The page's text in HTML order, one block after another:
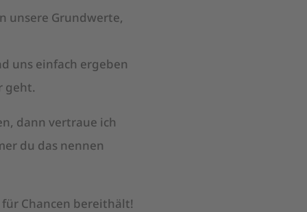
unsere Grundwerte,
uns einfach ergeben
geht.
dann vertraue ich
du das nennen
Chancen bereithält!